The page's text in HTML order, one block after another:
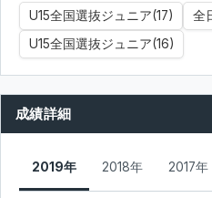
U15全国選抜ジュニア(17)
全
U15全国選抜ジュニア(16)
成績詳細
2019年 2018年 2017年